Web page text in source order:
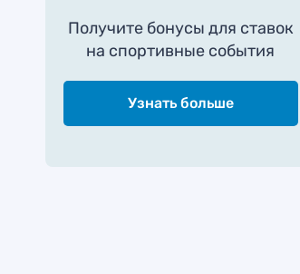
Получите бонусы для ставок
на спортивные события
Узнать больше